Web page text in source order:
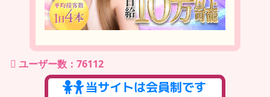
ユーザー数：76112